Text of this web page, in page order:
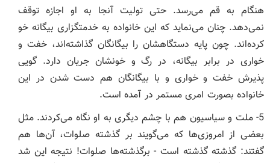
هنگام به قم می‌رسد. حتی تولیت آنجا به او اجازه توقف
نمی‌دهد. چنان می‌نماید که این خانواده به خدمتگزاری بیگانه خو
کرده‌اند. چون پایه دستگاهشان را بیگانگان گذاشته‌اند، خفت و
خواری در برابر بیگانه، در رگ و خونشان جریان دارد. گویی
پذیرش خفت و خواری و با بیگانگان هم دست شدن در این
خانواده بصورت امری مستمر در آمده است.
5- ملت و سیاسیون هم با چشم دیگری به او نگاه می‌کردند. مثل
بعضی از امروزی‌ها که می‌گویند بر گذشته صلوات، آن‌ها هم
گفتند: گذشته گذشته است - برگذشته‌ها صلوات! نتیجه این شد